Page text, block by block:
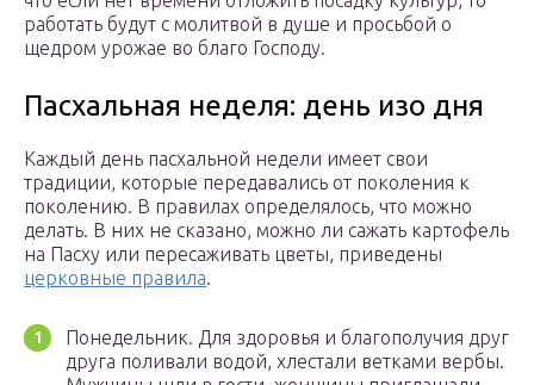
работать будут с молитвой в душе и просьбой о
щедром урожае во благо Господу.
Пасхальная неделя: день изо дня
Каждый день пасхальной недели имеет свои
традиции, которые передавались от поколения к
поколению. В правилах определялось, что можно
делать. В них не сказано, можно ли сажать картофель
на Пасху или пересаживать цветы, приведены
церковные правила.
Понедельник. Для здоровья и благополучия друг
друга поливали водой, хлестали ветками вербы.